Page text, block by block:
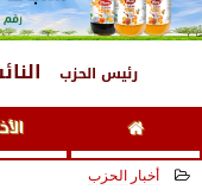
رئيس الحزب
أخبار الحزب